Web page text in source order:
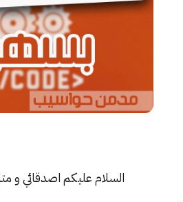
السلام عليكم اصدقائي و